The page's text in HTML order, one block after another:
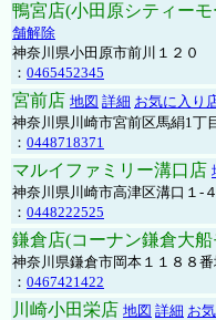
鴨宮店(小田原シティー
舗解除
神奈川県小田原市前川１２０
： 0465452345
宮前店 地図 詳細 お気に入り
神奈川県川崎市宮前区馬絹1丁
： 0448718371
マルイファミリー溝口店
神奈川県川崎市高津区溝口１-
： 0448222525
鎌倉店(コーナン鎌倉大
神奈川県鎌倉市岡本１１８８番
： 0467421422
川崎小田栄店 地図 詳細 お